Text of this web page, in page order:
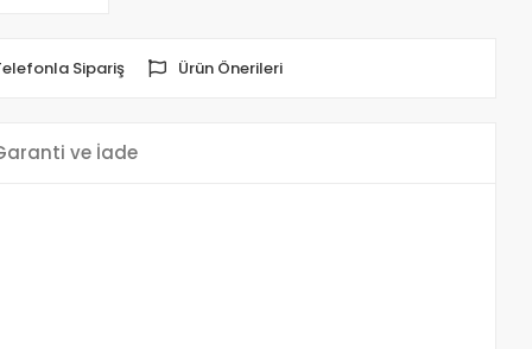
Sipariş Ürün Önerileri
ve İade